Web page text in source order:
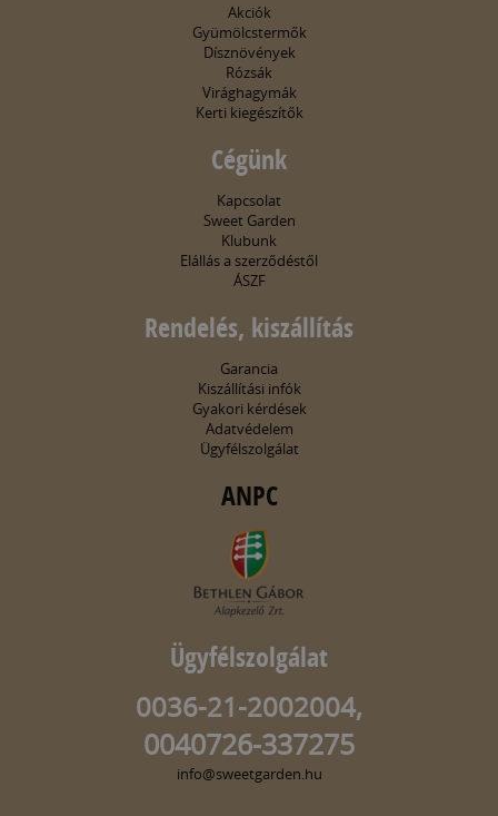
Akciók
Gyümölcstermők
Dísznövények
Rózsák
Virághagymák
Kerti kiegészítők
Cégünk
Kapcsolat
Sweet Garden
Klubunk
Elállás a szerződéstől
ÁSZF
Rendelés, kiszállítás
Garancia
Kiszállítási infók
Gyakori kérdések
Adatvédelem
Ügyfélszolgálat
ANPC
Ügyfélszolgálat
0036-21-2002004,
0040726-337275
info@sweetgarden.hu